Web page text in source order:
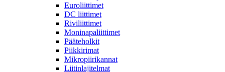
Euroliittimet
DC liittimet
Riviliittimet
Moninapaliittimet
Pääteholkit
Piikkirimat
Mikropiirikannat
Liitinlajitelmat